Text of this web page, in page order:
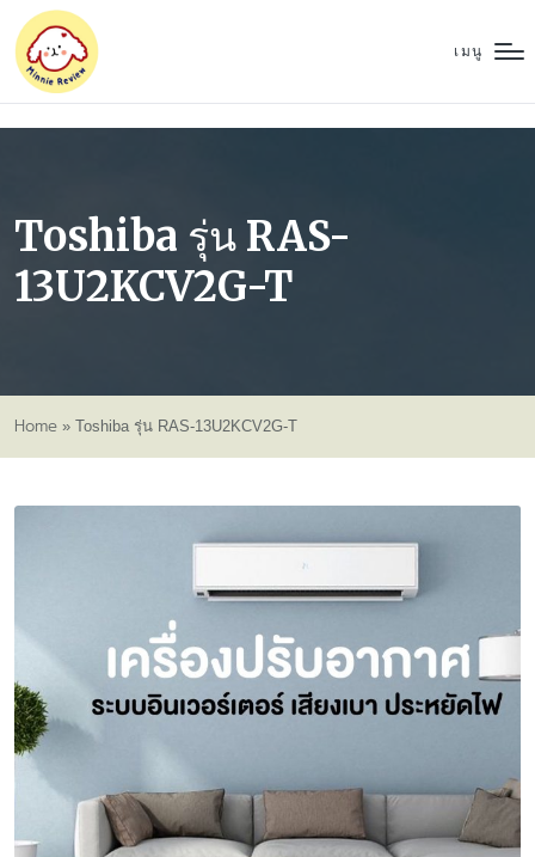
เมนู
Toshiba รุ่น RAS-
13U2KCV2G-T
Home » Toshiba รุ่น RAS-13U2KCV2G-T